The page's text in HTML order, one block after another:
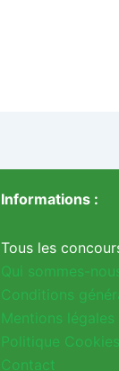
Informations :
Tous les
Qui sommes-
Conditions
Mentions légales
Politique Cookies
Contact